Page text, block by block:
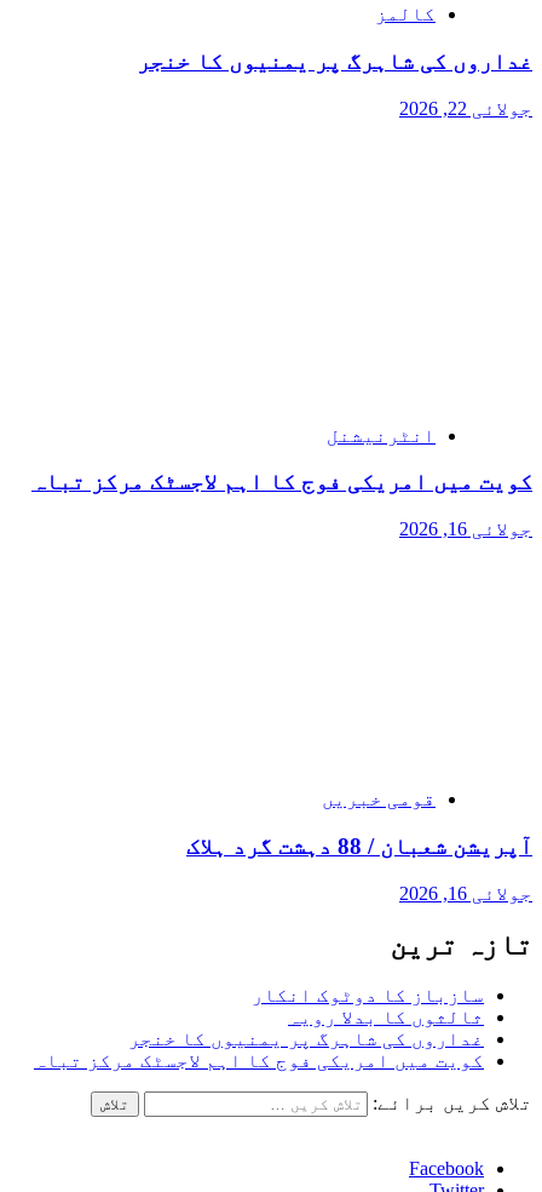
کالمز
غداروں کی شاہرگ پر یمنیوں کا خنجر
جولائی 22, 2026
انٹرنیشنل
کویت میں امریکی فوج کا اہم لاجسٹک مرکز تباہ
جولائی 16, 2026
قومی خبریں
آپریشن شعبان / 88 دہشت گرد ہلاک
جولائی 16, 2026
تازہ ترین
سازباز کا دوٹوک انکار
ثالثوں کا بدلا رویہ
غداروں کی شاہرگ پر یمنیوں کا خنجر
کویت میں امریکی فوج کا اہم لاجسٹک مرکز تباہ
تلاش کریں برائے:
Facebook